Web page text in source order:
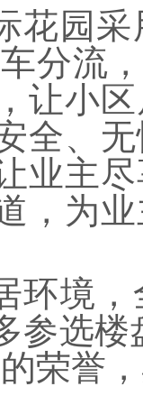
花园
分流
让小
全、
业主
，为
环境
参选楼
荣誉